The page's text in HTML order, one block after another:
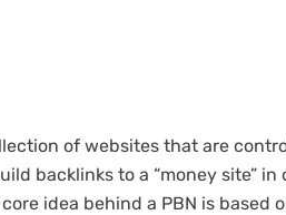
of websites that are
backlinks to a “money site”
idea behind a PBN is based